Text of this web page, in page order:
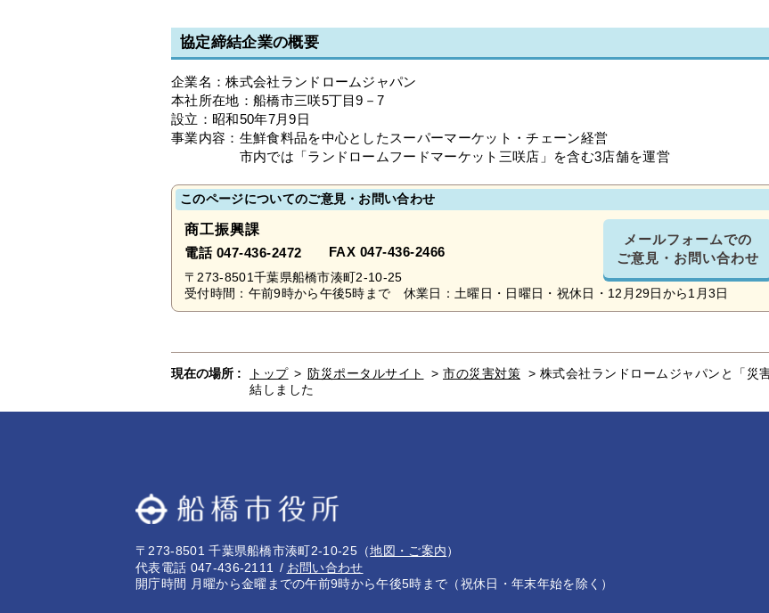
協定締結企業の概要
企業名：株式会社ランドロームジャパン
本社所在地：船橋市三咲5丁目9－7
設立：昭和50年7月9日
事業内容：生鮮食料品を中心としたスーパーマーケット・チェーン経営
市内では「ランドロームフードマーケット三咲店」を含む3店舗を運営
このページについてのご意見・お問い合わせ
商工振興課
電話 047-436-2472 FAX 047-436-2466
メールフォームでの
ご意見・お問い合わせ
〒273-8501千葉県船橋市湊町2-10-25
受付時間：午前9時から午後5時まで 休業日：土曜日・日曜日・祝休日・12月29日から1月3日
現在の場所 : トップ > 防災ポータルサイト > 市の災害対策 > 株式会社ランドロームジャパンと「災
結しました
〒273-8501 千葉県船橋市湊町2-10-25 （地図・ご案内）
代表電話 047-436-2111
お問い合わせ
開庁時間 月曜から金曜までの午前9時から午後5時まで（祝休日・年末年始を除く）